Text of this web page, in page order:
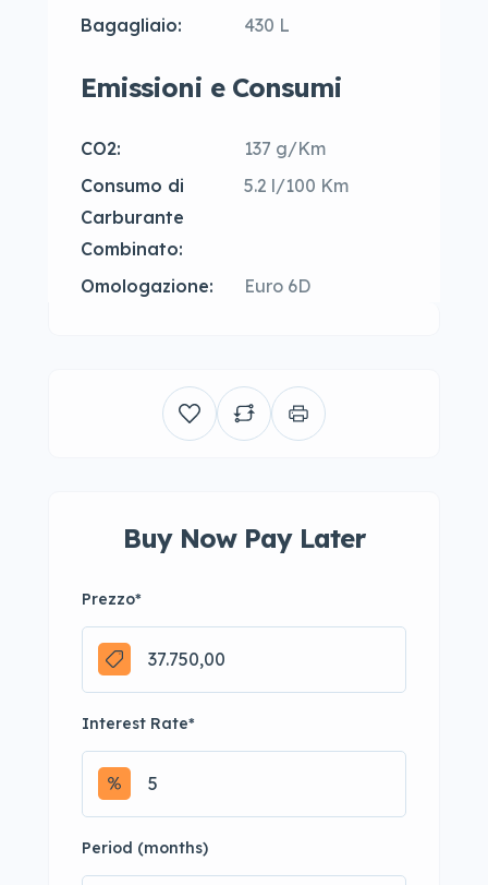
Bagagliaio:
430 L
Emissioni e Consumi
CO2:
137 g/Km
Consumo di
Carburante
Combinato:
5.2 l/100 Km
Omologazione: Euro 6D
Buy Now Pay Later
Prezzo*
Interest Rate*
Period (months)